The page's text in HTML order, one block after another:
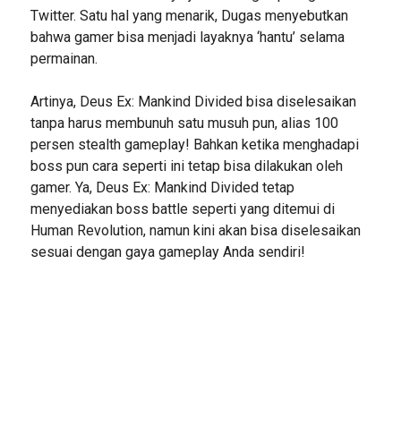
Twitter. Satu hal yang menarik, Dugas menyebutkan
bahwa gamer bisa menjadi layaknya ‘hantu’ selama
permainan.
Artinya, Deus Ex: Mankind Divided bisa diselesaikan
tanpa harus membunuh satu musuh pun, alias 100
persen stealth gameplay! Bahkan ketika menghadapi
boss pun cara seperti ini tetap bisa dilakukan oleh
gamer. Ya, Deus Ex: Mankind Divided tetap
menyediakan boss battle seperti yang ditemui di
Human Revolution, namun kini akan bisa diselesaikan
sesuai dengan gaya gameplay Anda sendiri!